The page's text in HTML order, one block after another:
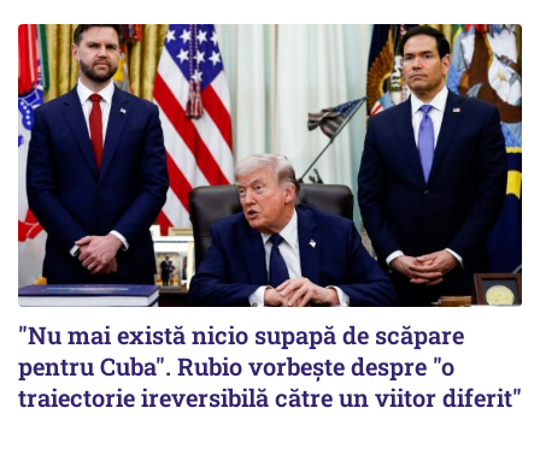
"Nu mai există nicio supapă de scăpare
pentru Cuba". Rubio vorbește despre "o
traiectorie ireversibilă către un viitor diferit"